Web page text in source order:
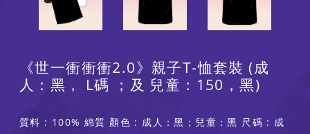
《世一衝衝衝2.0》親子T-恤套裝 (成
人：黑， L碼 ；及 兒童：150，黑)
質料 : 100% 綿質 顏色 : 成人：黑；兒童：黑 尺碼 : 成